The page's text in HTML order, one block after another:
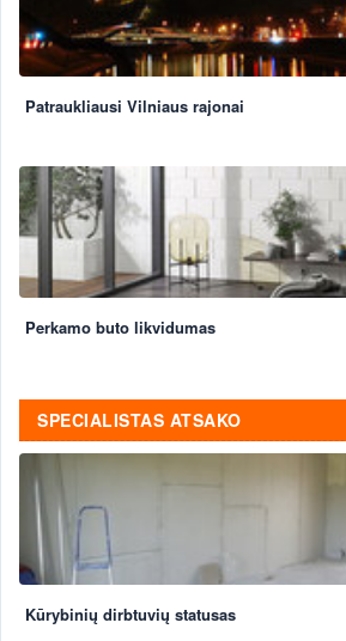
Patraukliausi Vilniaus rajonai
Perkamo buto likvidumas
SPECIALISTAS ATSAKO
Kūrybinių dirbtuvių statusas